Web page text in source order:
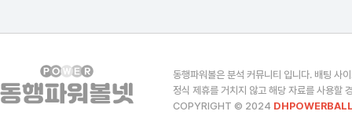
동행파워볼은 분석 커뮤니티 입니다. 배팅 사
정식 제휴를 거치지 않고 해당 자료를 사용할
COPYRIGHT © 2024